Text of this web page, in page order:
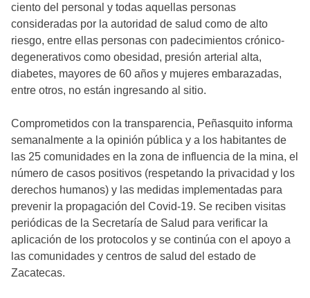
ciento del personal y todas aquellas personas
consideradas por la autoridad de salud como de alto
riesgo, entre ellas personas con padecimientos crónico-
degenerativos como obesidad, presión arterial alta,
diabetes, mayores de 60 años y mujeres embarazadas,
entre otros, no están ingresando al sitio.
Comprometidos con la transparencia, Peñasquito informa
semanalmente a la opinión pública y a los habitantes de
las 25 comunidades en la zona de influencia de la mina, el
número de casos positivos (respetando la privacidad y los
derechos humanos) y las medidas implementadas para
prevenir la propagación del Covid-19. Se reciben visitas
periódicas de la Secretaría de Salud para verificar la
aplicación de los protocolos y se continúa con el apoyo a
las comunidades y centros de salud del estado de
Zacatecas.